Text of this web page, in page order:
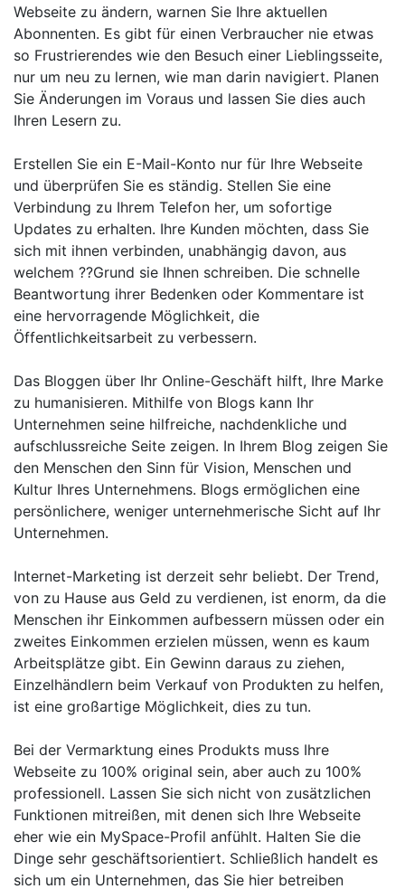
Webseite zu ändern, warnen Sie Ihre aktuellen
Abonnenten. Es gibt für einen Verbraucher nie etwas
so Frustrierendes wie den Besuch einer Lieblingsseite,
nur um neu zu lernen, wie man darin navigiert. Planen
Sie Änderungen im Voraus und lassen Sie dies auch
Ihren Lesern zu.
Erstellen Sie ein E-Mail-Konto nur für Ihre Webseite
und überprüfen Sie es ständig. Stellen Sie eine
Verbindung zu Ihrem Telefon her, um sofortige
Updates zu erhalten. Ihre Kunden möchten, dass Sie
sich mit ihnen verbinden, unabhängig davon, aus
welchem ??Grund sie Ihnen schreiben. Die schnelle
Beantwortung ihrer Bedenken oder Kommentare ist
eine hervorragende Möglichkeit, die
Öffentlichkeitsarbeit zu verbessern.
Das Bloggen über Ihr Online-Geschäft hilft, Ihre Marke
zu humanisieren. Mithilfe von Blogs kann Ihr
Unternehmen seine hilfreiche, nachdenkliche und
aufschlussreiche Seite zeigen. In Ihrem Blog zeigen Sie
den Menschen den Sinn für Vision, Menschen und
Kultur Ihres Unternehmens. Blogs ermöglichen eine
persönlichere, weniger unternehmerische Sicht auf Ihr
Unternehmen.
Internet-Marketing ist derzeit sehr beliebt. Der Trend,
von zu Hause aus Geld zu verdienen, ist enorm, da die
Menschen ihr Einkommen aufbessern müssen oder ein
zweites Einkommen erzielen müssen, wenn es kaum
Arbeitsplätze gibt. Ein Gewinn daraus zu ziehen,
Einzelhändlern beim Verkauf von Produkten zu helfen,
ist eine großartige Möglichkeit, dies zu tun.
Bei der Vermarktung eines Produkts muss Ihre
Webseite zu 100% original sein, aber auch zu 100%
professionell. Lassen Sie sich nicht von zusätzlichen
Funktionen mitreißen, mit denen sich Ihre Webseite
eher wie ein MySpace-Profil anfühlt. Halten Sie die
Dinge sehr geschäftsorientiert. Schließlich handelt es
sich um ein Unternehmen, das Sie hier betreiben